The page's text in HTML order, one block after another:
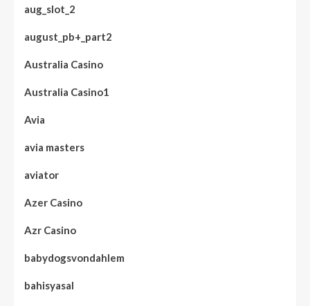
aug_slot_2
august_pb+_part2
Australia Casino
Australia Casino1
Avia
avia masters
aviator
Azer Casino
Azr Casino
babydogsvondahlem
bahisyasal